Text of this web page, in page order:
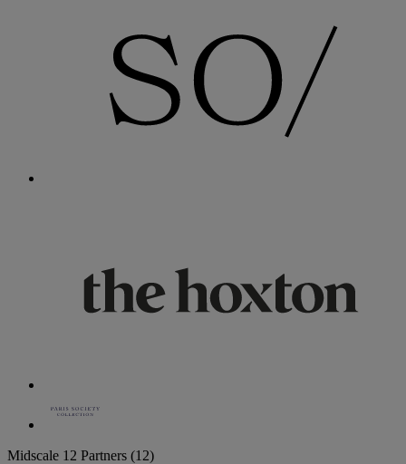
Midscale 12 Partners (12)